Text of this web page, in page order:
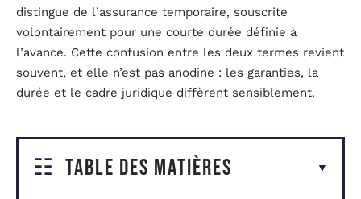
distingue de l’assurance temporaire, souscrite
volontairement pour une courte durée définie à
l’avance. Cette confusion entre les deux termes revient
souvent, et elle n’est pas anodine : les garanties, la
durée et le cadre juridique diffèrent sensiblement.
Table des matières